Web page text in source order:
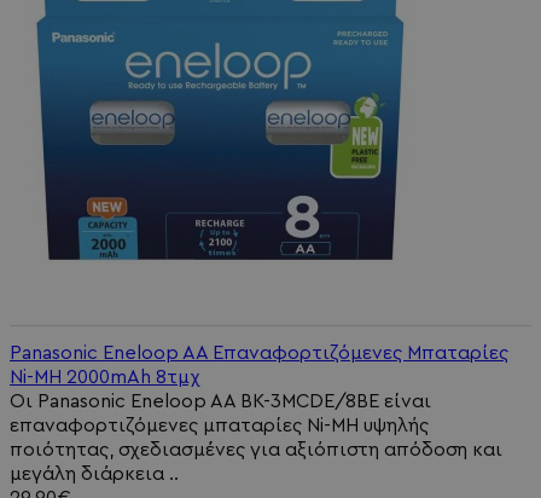
Panasonic Eneloop AA Επαναφορτιζόμενες Μπαταρίες
Ni-MH 2000mAh 8τμχ
Οι Panasonic Eneloop AA BK-3MCDE/8BE είναι
επαναφορτιζόμενες μπαταρίες Ni-MH υψηλής
ποιότητας, σχεδιασμένες για αξιόπιστη απόδοση και
μεγάλη διάρκεια ..